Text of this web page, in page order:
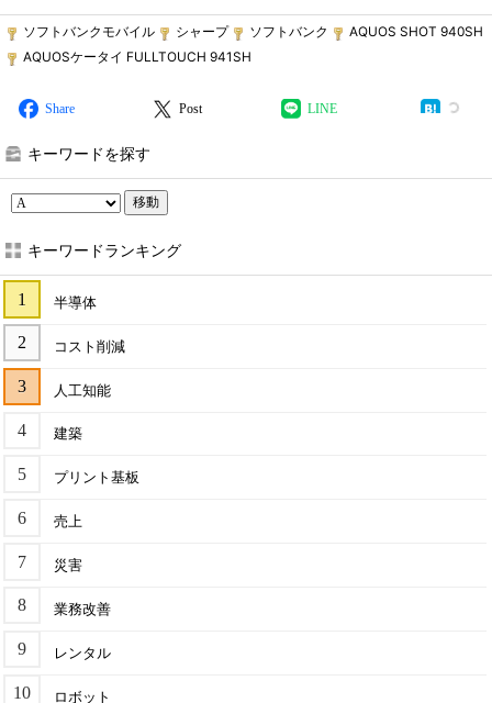
ソフトバンクモバイル シャープ ソフトバンク
AQUOS SHOT 940SH
AQUOSケータイ FULLTOUCH 941SH
Share Post LINE
キーワードを探す
移動
キーワードランキング
半導体
コスト削減
人工知能
建築
プリント基板
売上
災害
業務改善
レンタル
ロボット